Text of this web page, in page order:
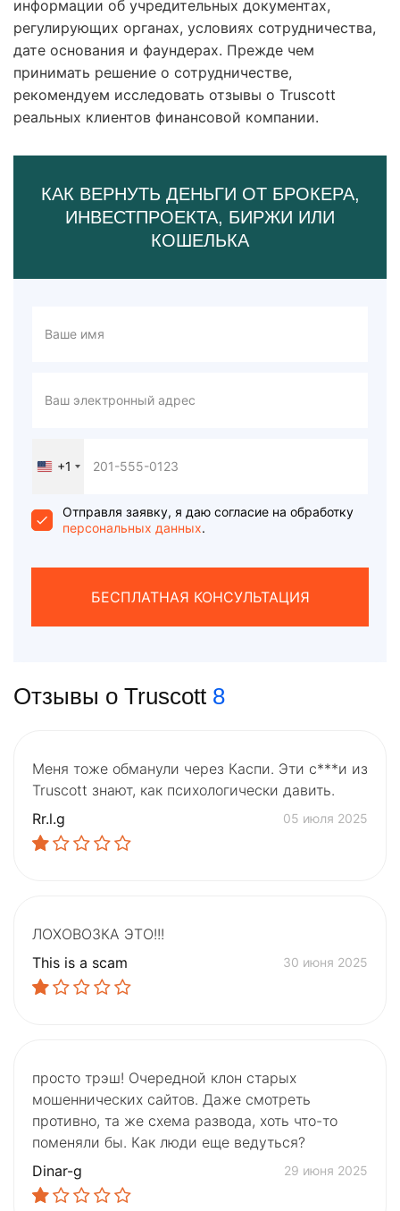
информации об учредительных документах,
регулирующих органах, условиях сотрудничества,
дате основания и фаундерах. Прежде чем
принимать решение о сотрудничестве,
рекомендуем исследовать отзывы о Truscott
реальных клиентов финансовой компании.
КАК ВЕРНУТЬ ДЕНЬГИ ОТ БРОКЕРА,
ИНВЕСТПРОЕКТА, БИРЖИ ИЛИ
КОШЕЛЬКА
United
+1
+1
Отправля заявку, я даю согласие на обработку
персональных данных.
БЕСПЛАТНАЯ КОНСУЛЬТАЦИЯ
Отзывы о Truscott 8
Меня тоже обманули через Каспи. Эти с***и из
Truscott знают, как психологически давить.
Rr.l.g
05 июля 2025
ЛОХОВОЗКА ЭТО!!!
This is a scam
30 июня 2025
просто трэш! Очередной клон старых
мошеннических сайтов. Даже смотреть
противно, та же схема развода, хоть что-то
поменяли бы. Как люди еще ведуться?
Dinar-g
29 июня 2025